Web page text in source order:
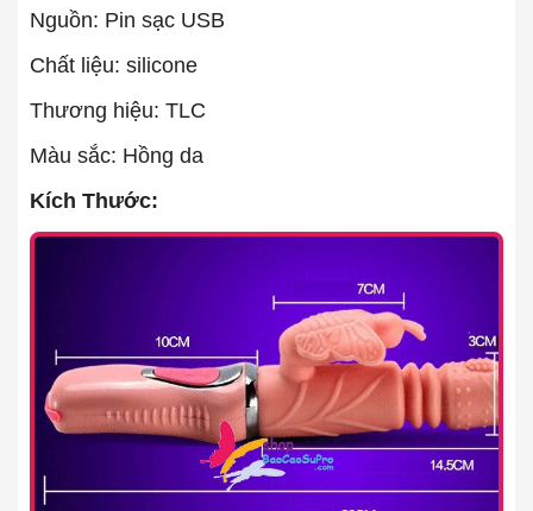
Nguồn: Pin sạc USB
Chất liệu: silicone
Thương hiệu: TLC
Màu sắc: Hồng da
Kích Thước: